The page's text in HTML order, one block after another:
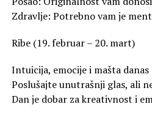
Zdravlje: Potrebno vam je
Ribe (19. februar – 20. mart)
Intuicija, emocije i mašta danas
Poslušajte unutrašnji glas, ali
Dan je dobar za kreativnost i